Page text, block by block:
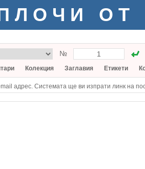
ОТ
№
Колекция Заглавия Етикети
адрес. Cистемата ще ви изпрати линк на